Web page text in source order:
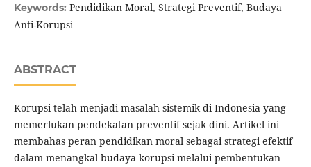
Keywords: Pendidikan Moral, Strategi Preventif, Budaya
Anti-Korupsi
ABSTRACT
Korupsi telah menjadi masalah sistemik di Indonesia yang
memerlukan pendekatan preventif sejak dini. Artikel ini
membahas peran pendidikan moral sebagai strategi efektif
dalam menangkal budaya korupsi melalui pembentukan